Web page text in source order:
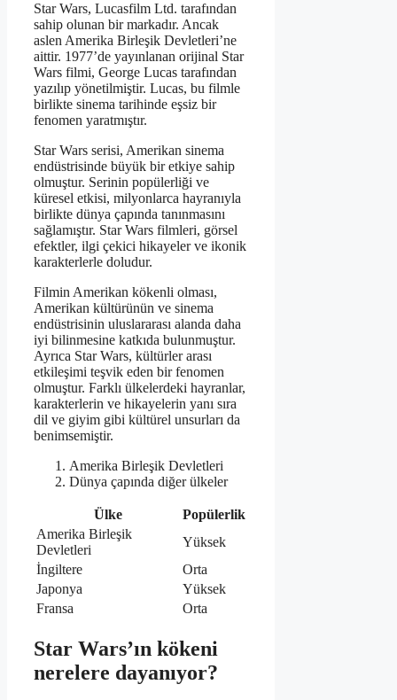
Star Wars, Lucasfilm Ltd. tarafından
sahip olunan bir markadır. Ancak
aslen Amerika Birleşik Devletleri’ne
aittir. 1977’de yayınlanan orijinal Star
Wars filmi, George Lucas tarafından
yazılıp yönetilmiştir. Lucas, bu filmle
birlikte sinema tarihinde eşsiz bir
fenomen yaratmıştır.
Star Wars serisi, Amerikan sinema
endüstrisinde büyük bir etkiye sahip
olmuştur. Serinin popülerliği ve
küresel etkisi, milyonlarca hayranıyla
birlikte dünya çapında tanınmasını
sağlamıştır. Star Wars filmleri, görsel
efektler, ilgi çekici hikayeler ve ikonik
karakterlerle doludur.
Filmin Amerikan kökenli olması,
Amerikan kültürünün ve sinema
endüstrisinin uluslararası alanda daha
iyi bilinmesine katkıda bulunmuştur.
Ayrıca Star Wars, kültürler arası
etkileşimi teşvik eden bir fenomen
olmuştur. Farklı ülkelerdeki hayranlar,
karakterlerin ve hikayelerin yanı sıra
dil ve giyim gibi kültürel unsurları da
benimsemiştir.
Amerika Birleşik Devletleri
Dünya çapında diğer ülkeler
Ülke
Popülerlik
Amerika Birleşik
Devletleri
Yüksek
İngiltere
Orta
Japonya
Yüksek
Fransa
Orta
Star Wars’ın kökeni
nerelere dayanıyor?